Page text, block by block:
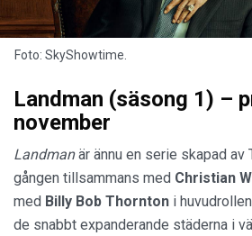
Foto: SkyShowtime.
Landman (säsong 1) –
november
Landmanär ännu en serie skapad av
gången tillsammans med Christian
med Billy Bob Thornton i
de snabbt expanderande städerna i